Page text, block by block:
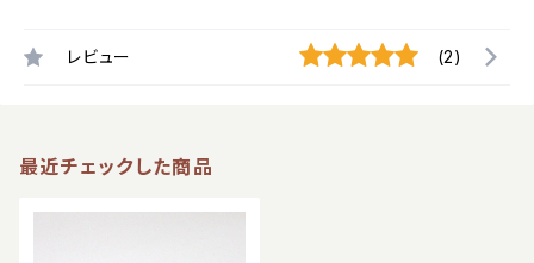
レビュー (2)
最近チェックした商品